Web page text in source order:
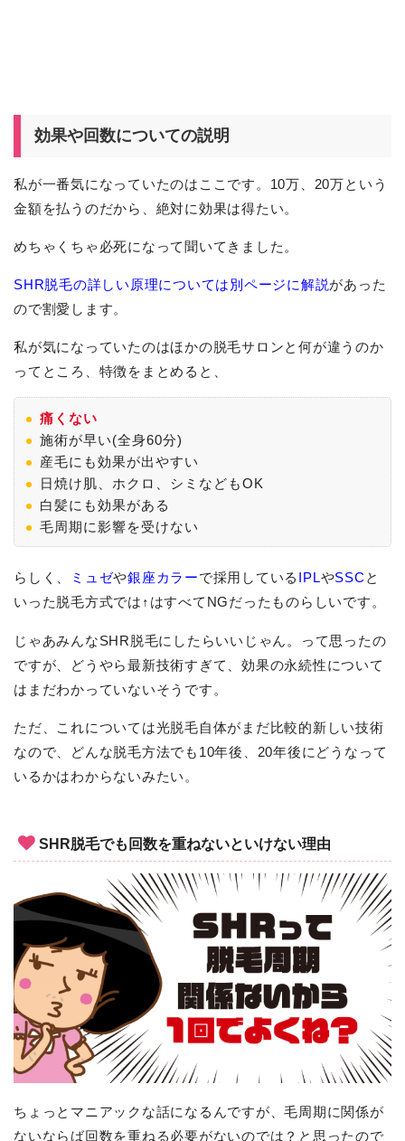
効果や回数についての説明
私が一番気になっていたのはここです。10万、20万という
金額を払うのだから、絶対に効果は得たい。
めちゃくちゃ必死になって聞いてきました。
SHR脱毛の詳しい原理については別ページに解説があった
ので割愛します。
私が気になっていたのはほかの脱毛サロンと何が違うのか
ってところ、特徴をまとめると、
痛くない
施術が早い(全身60分)
産毛にも効果が出やすい
日焼け肌、ホクロ、シミなどもOK
白髪にも効果がある
毛周期に影響を受けない
らしく、 ミュゼや銀座カラーで採用している IPLやSSC と
いった脱毛方式では↑はすべてNGだったものらしいです。
じゃあみんなSHR脱毛にしたらいいじゃん。って思ったの
ですが、どうやら最新技術すぎて、効果の永続性について
はまだわかっていないそうです。
ただ、これについては光脱毛自体がまだ比較的新しい技術
なので、どんな脱毛方法でも10年後、20年後にどうなって
いるかはわからないみたい。
SHR脱毛でも回数を重ねないといけない理由
ちょっとマニアックな話になるんですが、毛周期に関係が
ないならば回数を重ねる必要がないのでは？と思ったので